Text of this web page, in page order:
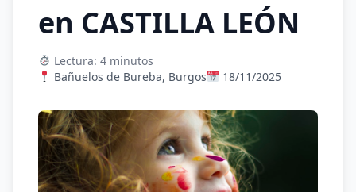
en CASTILLA LEÓN
Lectura: 4 minutos
Bañuelos de Bureba, Burgos
18/11/2025